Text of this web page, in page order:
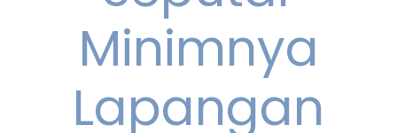
Minimnya
Lapangan